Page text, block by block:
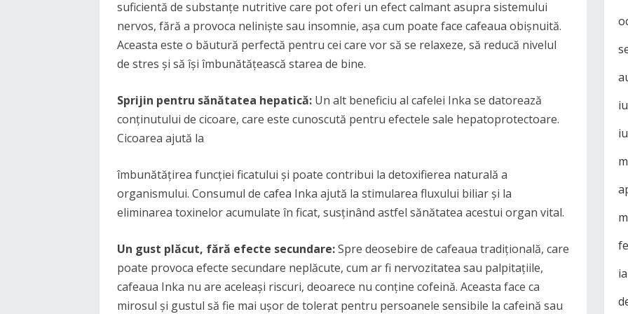
suficientă de substanțe nutritive care pot oferi un efect calmant asupra sistemului
nervos, fără a provoca neliniște sau insomnie, așa cum poate face cafeaua obișnuită.
Aceasta este o băutură perfectă pentru cei care vor să se relaxeze, să reducă nivelul
de stres și să își îmbunătățească starea de bine.
Sprijin pentru sănătatea hepatică: Un alt beneficiu al cafelei Inka se datorează
conținutului de cicoare, care este cunoscută pentru efectele sale hepatoprotectoare.
Cicoarea ajută la
îmbunătățirea funcției ficatului și poate contribui la detoxifierea naturală a
organismului. Consumul de cafea Inka ajută la stimularea fluxului biliar și la
eliminarea toxinelor acumulate în ficat, susținând astfel sănătatea acestui organ vital.
Un gust plăcut, fără efecte secundare:Spre deosebire de cafeaua tradițională, care
poate provoca efecte secundare neplăcute, cum ar fi nervozitatea sau palpitațiile,
cafeaua Inka nu are aceleași riscuri, deoarece nu conține cofeină. Aceasta face ca
mirosul și gustul să fie mai ușor de tolerat pentru persoanele sensibile la cafeină sau